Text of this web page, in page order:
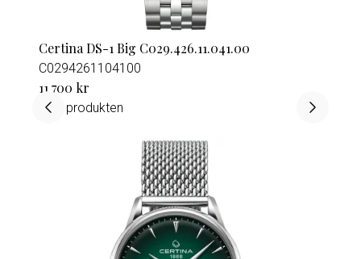
Certina DS-1 Big C029.426.11.041.00
C0294261104100
11 700 kr
Visa produkten